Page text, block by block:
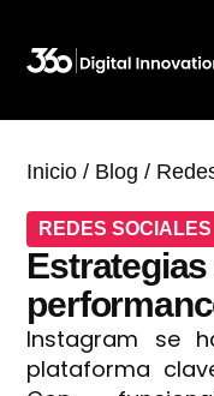
Inicio / Blog /
REDES SOCIALES
Instagram se
plataforma